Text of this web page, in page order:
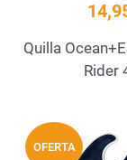
Quilla
Rider
Add to Wishlist
OFERTA